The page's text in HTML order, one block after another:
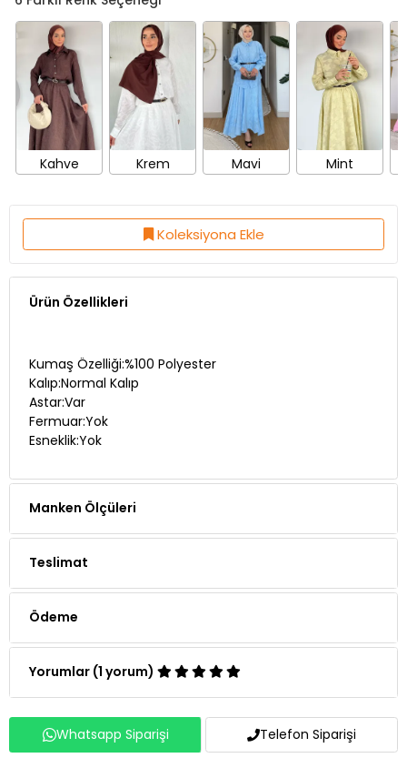
Kahve Krem Mavi Mint
Koleksiyona Ekle
Ürün Özellikleri
Kumaş Özelliği:%100 Polyester
Kalıp:Normal Kalıp
Astar:Var
Fermuar:Yok
Esneklik:Yok
Manken Ölçüleri
Teslimat
Ödeme
Yorumlar (1 yorum)
Whatsapp Siparişi Telefon Siparişi